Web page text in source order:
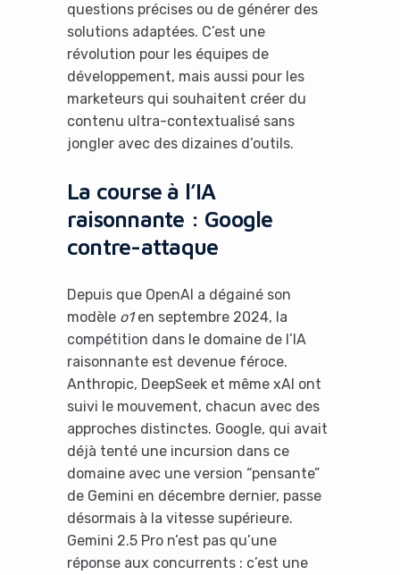
questions précises ou de générer des
solutions adaptées. C’est une
révolution pour les équipes de
développement, mais aussi pour les
marketeurs qui souhaitent créer du
contenu ultra-contextualisé sans
jongler avec des dizaines d’outils.
La course à l’IA
raisonnante : Google
contre-attaque
Depuis que OpenAI a dégainé son
modèle o1en septembre 2024, la
compétition dans le domaine de l’IA
raisonnante est devenue féroce.
Anthropic, DeepSeek et même xAI ont
suivi le mouvement, chacun avec des
approches distinctes. Google, qui avait
déjà tenté une incursion dans ce
domaine avec une version “pensante”
de Gemini en décembre dernier, passe
désormais à la vitesse supérieure.
Gemini 2.5 Pro n’est pas qu’une
réponse aux concurrents : c’est une